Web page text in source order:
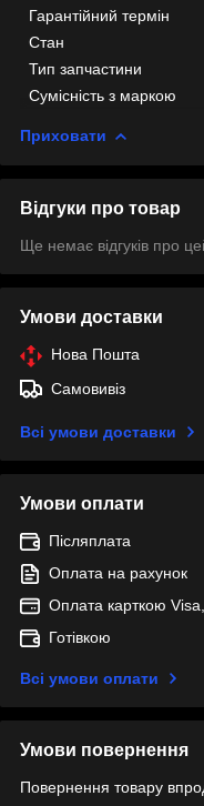
Гарантійний термін
Стан
Тип запчастини
Сумісність з маркою
Приховати
Відгуки про товар
Ще немає відгуків про
Умови доставки
Нова Пошта
Самовивіз
Всі умови доставки
Умови оплати
Післяплата
Оплата на рахунок
Оплата карткою
Готівкою
Всі умови оплати
Умови повернення
Повернення товару